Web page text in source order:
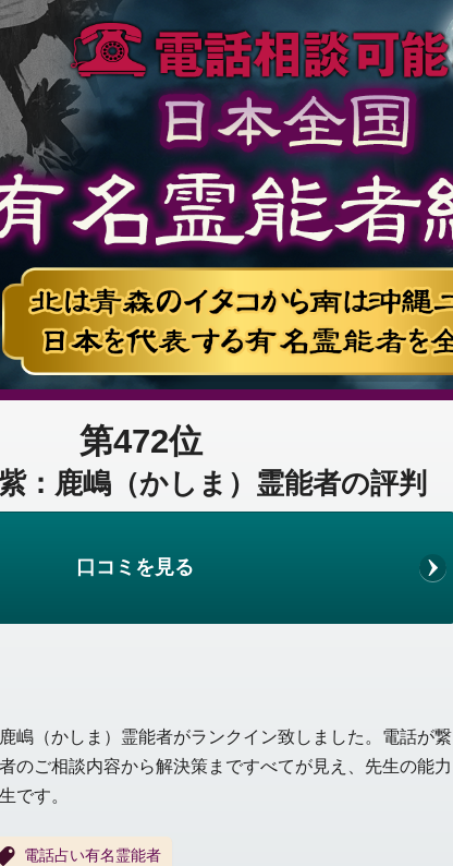
第472位
：鹿嶋（かしま）霊能者の評判
口コミを見る
（かしま）霊能者がランクイン致しました。電話が繋
のご相談内容から解決策まですべてが見え、先生の能力
です。
電話占い有名霊能者